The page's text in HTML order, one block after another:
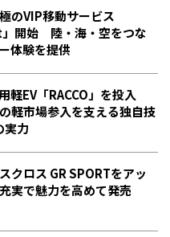
のVIP移動サービス
」開始 陸・海・空をつな
体験を提供
軽EV「RACCO」を投入
軽市場参入を支える独自技
実力
クロス GR SPORTをアッ
実で魅力を高めて発売